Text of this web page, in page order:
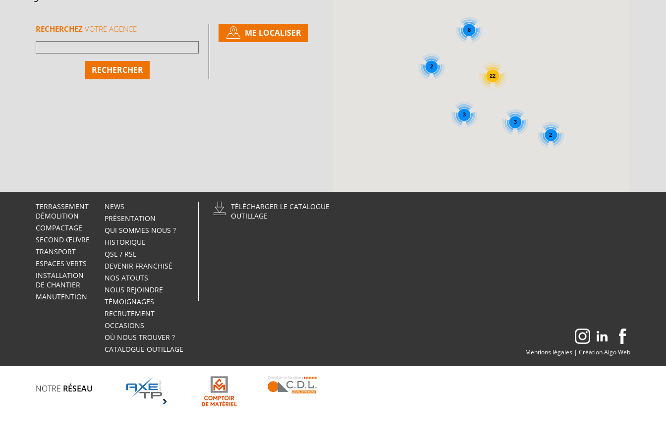
RECHERCHEZ VOTRE AGENCE ME LOCALISER
2
22
2
3
3
8
TERRASSEMENT
DÉMOLITION
COMPACTAGE
SECOND ŒUVRE
TRANSPORT
ESPACES VERTS
INSTALLATION
DE CHANTIER
MANUTENTION
NEWS
PRÉSENTATION
QUI SOMMES NOUS ?
HISTORIQUE
QSE / RSE
DEVENIR FRANCHISÉ
NOS ATOUTS
NOUS REJOINDRE
TÉMOIGNAGES
RECRUTEMENT
OCCASIONS
OÙ NOUS TROUVER ?
CATALOGUE OUTILLAGE
TÉLÉCHARGER LE CATALOGUE
OUTILLAGE
Mentions légales | Création Algo Web
NOTRE RÉSEAU